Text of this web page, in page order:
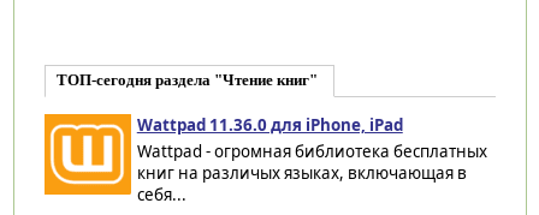
ТОП-сегодня раздела "Чтение книг"
Wattpad 11.36.0 для iPhone, iPad
Wattpad - огромная библиотека бесплатных
книг на различых языках, включающая в
себя...